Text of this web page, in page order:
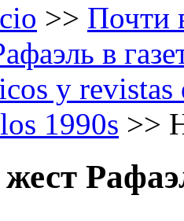
>> Почти
в
y
1990s >>